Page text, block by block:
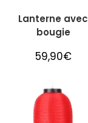
Lanterne avec
bougie
59,90€